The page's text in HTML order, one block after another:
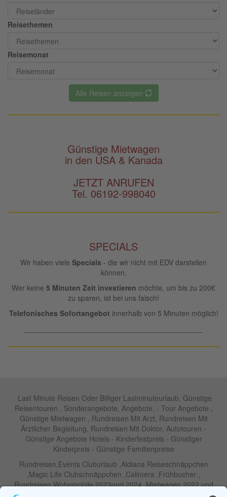
Reisethemen
Reisemonat
Alle Reisen anzeigen
Günstige Mietwagen
in den USA & Kanada
JETZT ANRUFEN
Tel. 06192-998040
SPECIALS
Wir haben viele Specials - die wir nicht mit EDV darstellen
können.
Wer keine 5 Minuten Zeit investieren möchte, um bis zu 200€
zu sparen, ist bei uns falsch!
Telefonisches Sofortangebot innerhalb von 5 Minuten möglich!
Last Minute Reisen Oder Billiger Lastminuteurlaub, Günstige
Reisentouren , Sonderangebote, Angebote, - Tour Angebote ,
Günstige Mietwagen , Rundreisen Mit Arzt, Rundreisen Mit
Ärztlicher Begleitung, Rundreisen Mit Doktor, Autotouren -
Günstige Angebote Hotels - Kinderfestpreis - Günstiger
Kinderpreis - Günstige Familienpreise
Rundreisen,Events Cluburlaub ,Aldiana Reiseschnäppchen
,Magic Life Clubschnäppchen ,Calimera ,Frühbucher ,
Rundreisen Wohnmobile 2023und 2024 ,Mietwagen 2022 und